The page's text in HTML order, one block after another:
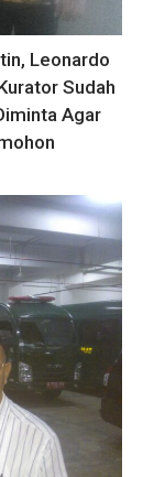
Leonardo
Sudah
Agar